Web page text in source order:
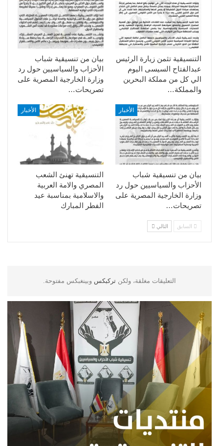
بيان من تنسيقية شباب
الأحزاب والسياسيين حول رد
وزارة الخارجية المصرية على
تصريحات…
التنسيقية تثمن زيارة الرئيس
عبدالفتاح السيسى اليوم
الي كل من مملكة البحرين
والمملكة…
الأخبار
التنسيقية تهنئ الشعب
المصري والامة العربية
والاسلامية بمناسبة عيد
الفطر المبارك
الأخبار
بيان من تنسيقية شباب
الأحزاب والسياسيين حول رد
وزارة الخارجية المصرية على
تصريحات…
السابق التالي
التعليقات مغلقة، ولكن تركبكس وبينغبكس مفتوحة.